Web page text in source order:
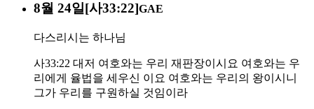
8월 24일[사33:22]GAE
다스리시는 하나님
사33:22 대저 여호와는 우리 재판장이시요 여호와는 우
리에게 율법을 세우신 이요 여호와는 우리의 왕이시니
그가 우리를 구원하실 것임이라